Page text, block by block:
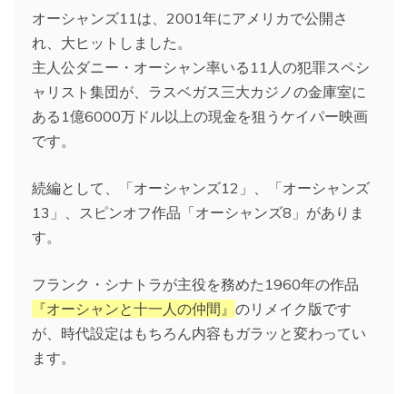
オーシャンズ11は、2001年にアメリカで公開さ
れ、大ヒットしました。
主人公ダニー・オーシャン率いる11人の犯罪スペシ
ャリスト集団が、ラスベガス三大カジノの金庫室に
ある1億6000万ドル以上の現金を狙うケイパー映画
です。
続編として、「オーシャンズ12」、「オーシャンズ
13」、スピンオフ作品「オーシャンズ8」がありま
す。
フランク・シナトラが主役を務めた1960年の作品
『オーシャンと十一人の仲間』 のリメイク版です
が、時代設定はもちろん内容もガラッと変わってい
ます。